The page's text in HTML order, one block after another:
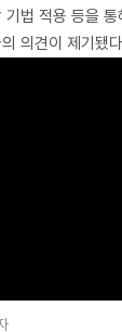
법 적용 등을
의견이 제기됐